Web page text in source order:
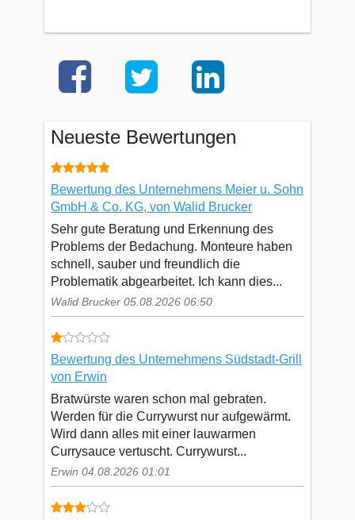
Neueste Bewertungen
Bewertung des Unternehmens Meier u. Sohn
GmbH & Co. KG, von Walid Brucker
Sehr gute Beratung und Erkennung des
Problems der Bedachung. Monteure haben
schnell, sauber und freundlich die
Problematik abgearbeitet. Ich kann dies...
Walid Brucker 05.08.2026 06:50
Bewertung des Unternehmens Südstadt-Grill
von Erwin
Bratwürste waren schon mal gebraten.
Werden für die Currywurst nur aufgewärmt.
Wird dann alles mit einer lauwarmen
Currysauce vertuscht. Currywurst...
Erwin 04.08.2026 01:01